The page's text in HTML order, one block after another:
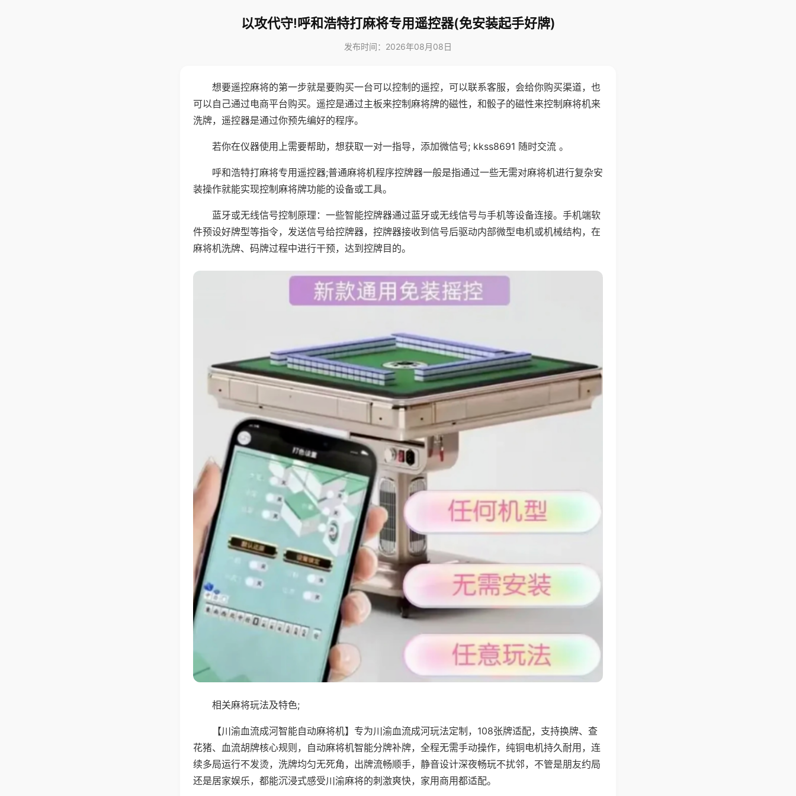
以攻代守!呼和浩特打麻将专用遥控器(免安装起手好牌)
发布时间：2026年08月08日
想要遥控麻将的第一步就是要购买一台可以控制的遥控，可以联系客服，会给你购买渠道，也
可以自己通过电商平台购买。遥控是通过主板来控制麻将牌的磁性，和骰子的磁性来控制麻将机来
洗牌，遥控器是通过你预先编好的程序。
若你在仪器使用上需要帮助，想获取一对一指导，添加微信号; kkss8691 随时交流 。
呼和浩特打麻将专用遥控器;普通麻将机程序控牌器一般是指通过一些无需对麻将机进行复杂安
装操作就能实现控制麻将牌功能的设备或工具。
蓝牙或无线信号控制原理：一些智能控牌器通过蓝牙或无线信号与手机等设备连接。手机端软
件预设好牌型等指令，发送信号给控牌器，控牌器接收到信号后驱动内部微型电机或机械结构，在
麻将机洗牌、码牌过程中进行干预，达到控牌目的。
相关麻将玩法及特色;
【川渝血流成河智能自动麻将机】专为川渝血流成河玩法定制，108张牌适配，支持换牌、查
花猪、血流胡牌核心规则，自动麻将机智能分牌补牌，全程无需手动操作，纯铜电机持久耐用，连
续多局运行不发烫，洗牌均匀无死角，出牌流畅顺手，静音设计深夜畅玩不扰邻，不管是朋友约局
还是居家娱乐，都能沉浸式感受川渝麻将的刺激爽快，家用商用都适配。